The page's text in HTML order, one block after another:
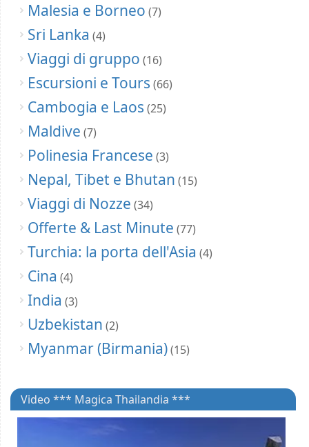
Malesia e Borneo (7)
Sri Lanka (4)
Viaggi di gruppo (16)
Escursioni e Tours (66)
Cambogia e Laos (25)
Maldive (7)
Polinesia Francese (3)
Nepal, Tibet e Bhutan (15)
Viaggi di Nozze (34)
Offerte & Last Minute (77)
Turchia: la porta dell'Asia (4)
Cina (4)
India (3)
Uzbekistan (2)
Myanmar (Birmania)(15)
Video *** Magica Thailandia ***